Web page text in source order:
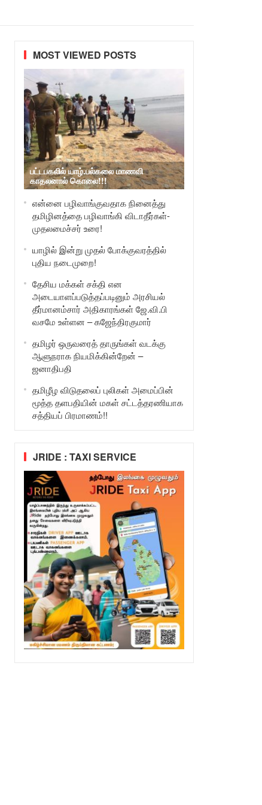
MOST VIEWED POSTS
பட்டபகலில் யாழ்.பல்கலை மாணவி
காதலனால் கொலை!!!
என்னை பழிவாங்குவதாக நினைத்து
தமிழினத்தை பழிவாங்கி விடாதீர்கள்-
முதலமைச்சர் உரை!
யாழில் இன்று முதல் போக்குவரத்தில்
புதிய நடைமுறை!
தேசிய மக்கள் சக்தி என
அடையாளப்படுத்தப்படினும் அரசியல்
தீர்மானம்சார் அதிகாரங்கள் ஜே.வி.பி
வசமே உள்ளன – கஜேந்திரகுமார்
தமிழர் ஒருவரைத் தாருங்கள் வடக்கு
ஆளுநராக நியமிக்கின்றேன் –
ஜனாதிபதி
தமிழீழ விடுதலைப் புலிகள் அமைப்பின்
மூத்த தளபதியின் மகள் சட்டத்தரணியாக
சத்தியப் பிரமாணம்!!
JRIDE : TAXI SERVICE